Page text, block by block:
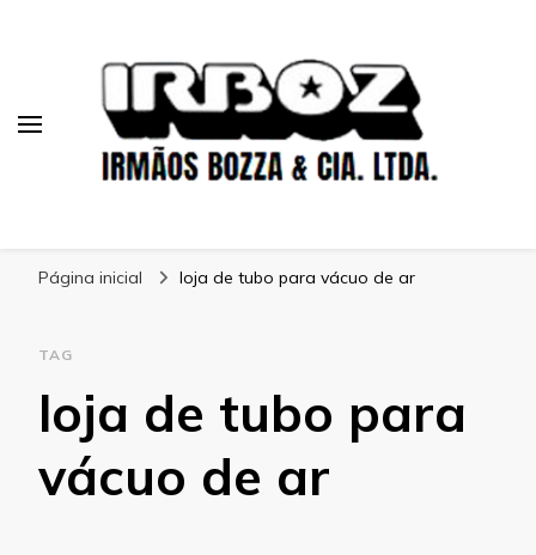
Página inicial loja de tubo para vácuo de ar
TAG
loja de tubo para
vácuo de ar